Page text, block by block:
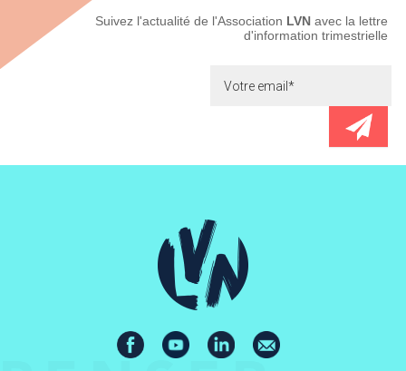
Newsletter Suivez l'actualité de l'Association LVN avec la lettre
d'information trimestrielle